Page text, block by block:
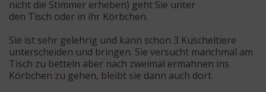
nicht die Stimmer erheben) geht Sie unter
den Tisch oder in ihr Körbchen.
Sie ist sehr gelehrig und kann schon 3 Kuscheltiere
unterscheiden und bringen. Sie versucht manchmal am
Tisch zu betteln aber nach zweimal ermahnen ins
Körbchen zu gehen, bleibt sie dann auch dort.